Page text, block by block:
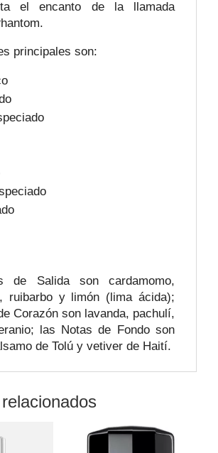
el encanto de la llamada
principales son:
de Salida son cardamomo,
ruibarbo y limón (lima ácida);
Corazón son lavanda, pachulí,
las Notas de Fondo son
de Tolú y vetiver de Haití.